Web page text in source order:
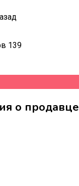
139
о продавце